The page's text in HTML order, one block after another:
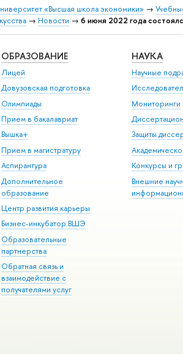
«Высшая школа экономики» →
→ Новости → 6 июня 2022 года
ОБРАЗОВАНИЕ
Лицей
Довузовская подготовка
Олимпиады
Прием в бакалавриат
Вышка+
Прием в магистратуру
Аспирантура
Дополнительное
образование
Центр развития карьеры
Бизнес-инкубатор ВШЭ
Образовательные
партнерства
Обратная связь и
взаимодействие с
получателями услуг
НАУКА
Научные
Мониторинги
Защиты
Конкурсы и
Внешние